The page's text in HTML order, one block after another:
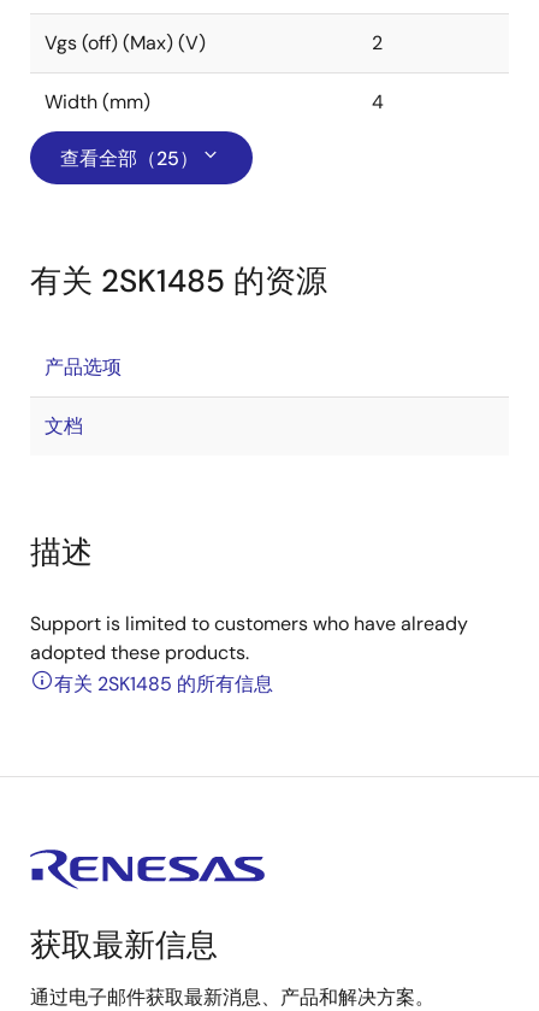
Vgs (off) (Max) (V) 2
Width (mm) 4
查看全部（25）
有关 2SK1485 的资源
产品选项
文档
描述
Support is limited to customers who have already
adopted these products.
有关 2SK1485 的所有信息
获取最新信息
通过电子邮件获取最新消息、产品和解决方案。